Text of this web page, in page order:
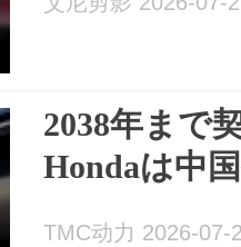
2038年まで
Hondaは中
TMC动力 2026-07-